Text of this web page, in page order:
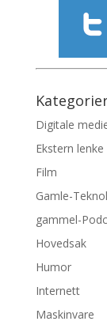
Digitale
Ekstern lenke
Film
Gamle-
gammel-
Hovedsak
Humor
Internett
Maskinvare